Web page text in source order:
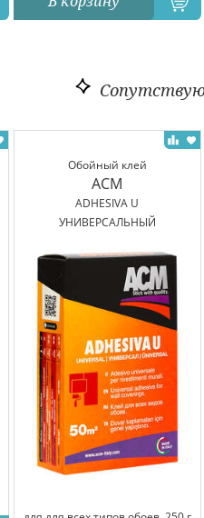
Обойный клей
ACM
ADHESIVA U
УНИВЕРСАЛЬНЫЙ